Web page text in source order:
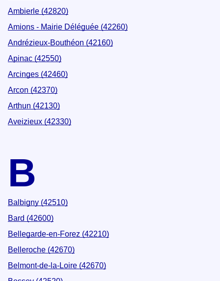
Ambierle (42820)
Amions - Mairie Déléguée (42260)
Andrézieux-Bouthéon (42160)
Apinac (42550)
Arcinges (42460)
Arcon (42370)
Arthun (42130)
Aveizieux (42330)
B
Balbigny (42510)
Bard (42600)
Bellegarde-en-Forez (42210)
Belleroche (42670)
Belmont-de-la-Loire (42670)